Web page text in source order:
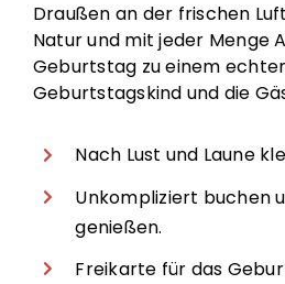
Draußen an der frischen
Natur und mit jeder Menge
Geburtstag zu einem
Geburtstagskind und die
Nach Lust und Laune
Unkompliziert buchen
genießen.
Freikarte für das